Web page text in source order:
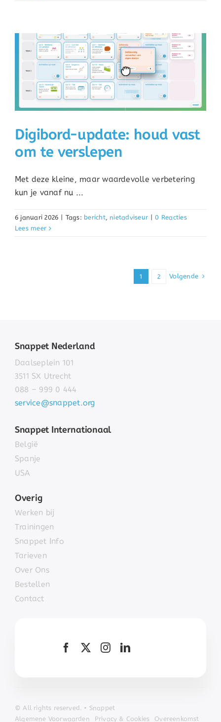
Digibord-update: houd vast
om te verslepen
Met deze kleine, maar waardevolle verbetering
kun je vanaf nu ...
6 januari 2026 | Tags: bericht, nietadviseur | 0 Reacties
Lees meer
1 2 Volgende
Snappet Nederland
Daalseplein 101
3511 SX Utrecht
088 – 999 0 444
service@snappet.org
Snappet Internationaal
België
Spanje
USA
Overig
Werken bij
Trainingen
Snappet Info
Tarieven
Over Ons
Bestellen
Contact
© All rights reserved. • Snappet
Algemene Voorwaarden
Privacy & Cookies Overeenkomst